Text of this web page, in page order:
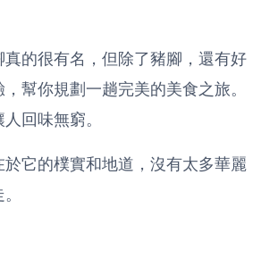
的很有名，但除了豬腳，還有好
幫你規劃一趟完美的美食之旅。
回味無窮。
它的樸實和地道，沒有太多華麗